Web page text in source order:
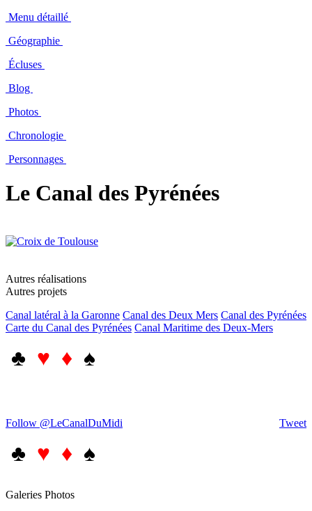
Menu détaillé
Géographie
Écluses
Blog
Photos
Chronologie
Personnages
Le Canal des Pyrénées
Autres réalisations
Autres projets
Canal latéral à la Garonne Canal des Deux Mers Canal des Pyrénées
Carte du Canal des Pyrénées Canal Maritime des Deux-Mers
♣ ♥ ♦ ♠
Tweet
Follow @LeCanalDuMidi
♣ ♥ ♦ ♠
Galeries Photos